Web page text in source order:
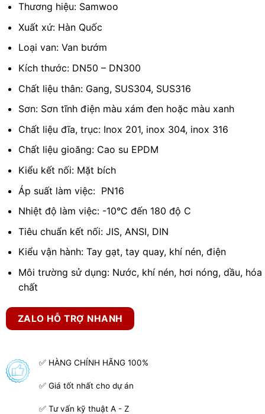
1.100₫.là:
Thương hiệu: Samwoo
Xuất xứ: Hàn Quốc
Loại van: Van bướm
Kích thước: DN50 – DN300
Chất liệu thân: Gang, SUS304, SUS316
Sơn: Sơn tĩnh điện màu xám đen hoặc màu xanh
Chất liệu đĩa, trục: Inox 201, inox 304, inox 316
Chất liệu gioăng: Cao su EPDM
Kiểu kết nối: Mặt bích
Áp suất làm việc: PN16
Nhiệt độ làm việc: -10°C đến 180 độ C
Tiêu chuẩn kết nối: JIS, ANSI, DIN
Kiểu vận hành: Tay gạt, tay quay, khí nén, điện
Môi trường sử dụng: Nước, khí nén, hơi nóng, dầu, hóa
chất
ZALO HỖ TRỢ NHANH
✅ HÀNG CHÍNH HÃNG 100%
✅ Giá tốt nhất cho dự án
✅ Tư vấn kỹ thuật A - Z